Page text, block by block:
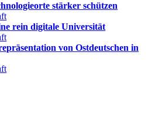
stärker schützen
rein digitale Universität
von Ostdeutschen in